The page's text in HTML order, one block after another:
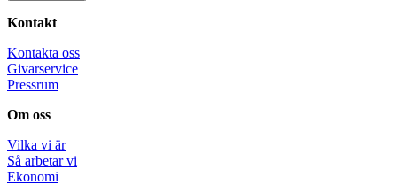
Kontakt
Kontakta oss
Givarservice
Pressrum
Om oss
Vilka vi är
Så arbetar vi
Ekonomi